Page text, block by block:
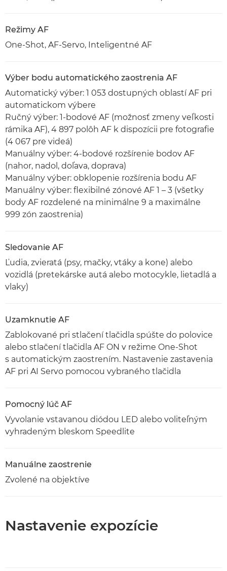
Režimy AF
One-Shot, AF-Servo, Inteligentné AF
Výber bodu automatického zaostrenia AF
Automatický výber: 1 053 dostupných oblastí AF pri
automatickom výbere
Ručný výber: 1-bodové AF (možnosť zmeny veľkosti
rámika AF), 4 897 polôh AF k dispozícii pre fotografie
(4 067 pre videá)
Manuálny výber: 4-bodové rozšírenie bodov AF
(nahor, nadol, doľava, doprava)
Manuálny výber: obklopenie rozšírenia bodu AF
Manuálny výber: flexibilné zónové AF 1 – 3 (všetky
body AF rozdelené na minimálne 9 a maximálne
999 zón zaostrenia)
Sledovanie AF
Ľudia, zvieratá (psy, mačky, vtáky a kone) alebo
vozidlá (pretekárske autá alebo motocykle, lietadlá a
vlaky)
Uzamknutie AF
Zablokované pri stlačení tlačidla spúšte do polovice
alebo stlačení tlačidla AF ON v režime One-Shot
s automatickým zaostrením. Nastavenie zastavenia
AF pri AI Servo pomocou vybraného tlačidla
Pomocný lúč AF
Vyvolanie vstavanou diódou LED alebo voliteľným
vyhradeným bleskom Speedlite
Manuálne zaostrenie
Zvolené na objektíve
Nastavenie expozície